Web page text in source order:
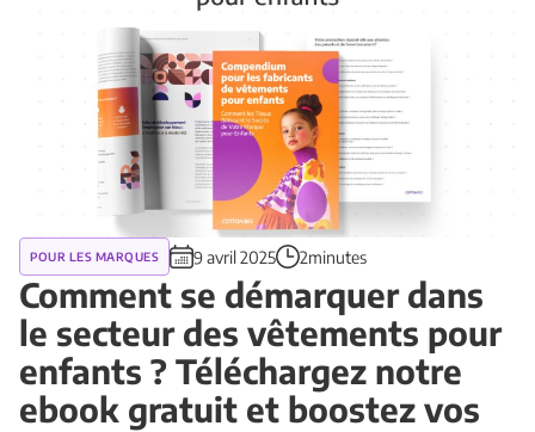
POUR LES MARQUES 9 avril 2025 2minutes
Comment se démarquer dans
le secteur des vêtements pour
enfants ? Téléchargez notre
ebook gratuit et boostez vos